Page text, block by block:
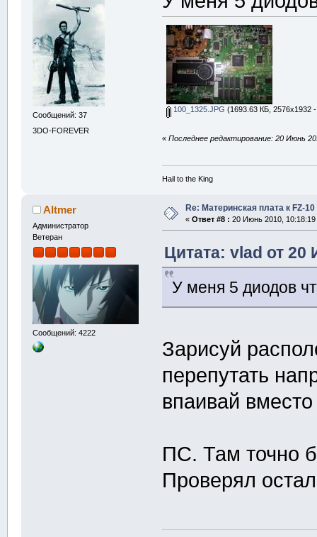
Сообщений: 37
3DO-FOREVER
100_1325.JPG (1693.63 КБ, 2576x1932
«Последнее редактирование: 20 Июнь
Hail to the King
Altmer
Администратор
Ветеран
Сообщений: 4222
Re: Материнская плата к FZ-10
« Ответ #8 : 20 Июнь 2010, 10:18:19
Цитата: vlad от
У меня 5 диодов
Зарисуй
перепутать
впаивай
ПС. Там точно
Проверял